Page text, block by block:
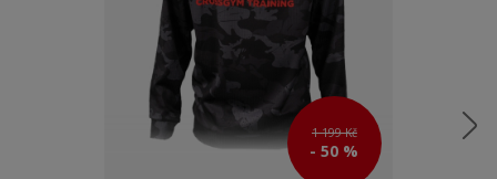
1 199 Kč
- 50 %